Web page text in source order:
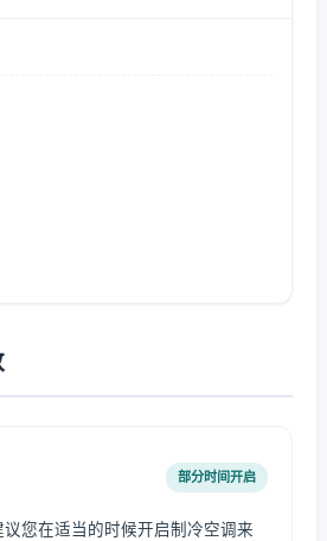
部分时间开启
您在适当的时候开启制冷空调来